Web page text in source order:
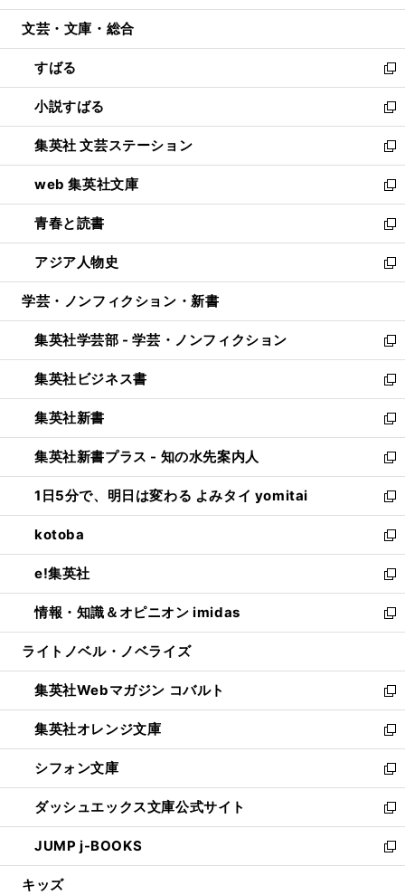
開
ウ
開
く
ン
ウ
で
開
く
ウ
ン
ド
ウ
で
開
く
文芸・文庫・総合
すばる
新
し
い
ウ
ィ
ン
ド
ウ
で
開
く
小説すばる
新
し
い
ウ
ィ
ン
ド
ウ
で
開
集英社 文芸ステーション
新
し
い
ウ
ィ
ン
ド
ウ
開
く
web 集英社文庫
新
し
い
ウ
ィ
ン
ウ
で
開
く
青春と読書
新
し
い
ウ
ン
ド
ウ
で
開
く
アジア人物史
新
し
ウ
ィ
ン
ド
ウ
で
開
く
学芸・ノンフィクション・新書
集英社学芸部 - 学芸・ノンフィクション
新
し
い
ウ
ィ
ン
ド
ウ
で
開
く
集英社ビジネス書
新
し
い
ウ
ィ
ン
ド
ウ
で
開
く
集英社新書
新
し
い
ウ
ィ
ン
ド
ウ
で
開
く
集英社新書プラス - 知の水先案内人
新
し
い
ウ
ィ
ン
ド
ウ
で
開
1日5分で、明日は変わる よみタイ yomitai
新
し
い
ウ
ィ
ン
ド
ウ
開
く
kotoba
新
し
い
ウ
ィ
ン
ウ
で
開
く
e!集英社
新
し
い
ウ
ン
ド
ウ
で
開
く
情報・知識＆オピニオン imidas
新
し
ウ
ィ
ン
ド
ウ
で
開
く
ライトノベル・ノベライズ
集英社Webマガジン コバルト
新
し
い
ウ
ィ
ン
ド
ウ
で
開
集英社オレンジ文庫
新
し
い
ウ
ィ
ン
ド
ウ
シフォン文庫
新
し
い
ウ
ィ
ン
ダッシュエックス文庫公式サイト
新
し
い
ウ
JUMP j-BOOKS
新
し
キッズ